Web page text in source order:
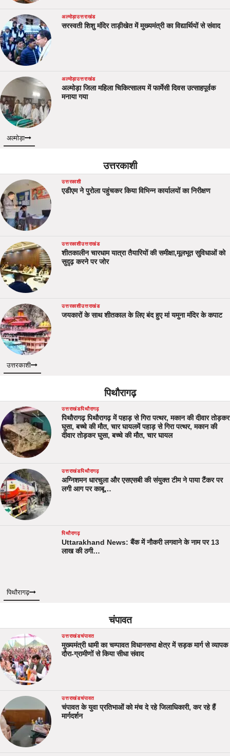
अल्मोड़ाउत्तराखंड
सरस्वती शिशु मंदिर ताड़ीखेत में मुख्यमंत्री का विद्यार्थियों से संवाद
अल्मोड़ाउत्तराखंड
अल्मोड़ा जिला महिला चिकित्सालय में फार्मेसी दिवस उत्साहपूर्वक
मनाया गया
अल्मोड़ा
उत्तरकाशी
उत्तरकाशी
एडीएम ने पुरोला पहुंचकर किया विभिन्न कार्यालयों का निरीक्षण
उत्तरकाशीउत्तराखंड
शीतकालीन चारधाम यात्रा तैयारियों की समीक्षा,मूलभूत सुविधाओं को
सुदृढ़ करने पर जोर
उत्तरकाशीउत्तराखंड
जयकारों के साथ शीतकाल के लिए बंद हुए मां यमुना मंदिर के कपाट
उत्तरकाशी
पिथौरागढ़
उत्तराखंडपिथौरागढ़
पिथौरागढ़ पिथौरागढ़ में पहाड़ से गिरा पत्थर, मकान की दीवार तोड़कर
घुसा, बच्चे की मौत, चार घायलमें पहाड़ से गिरा पत्थर, मकान की
दीवार तोड़कर घुसा, बच्चे की मौत, चार घायल
उत्तराखंडपिथौरागढ़
अग्निशमन धारचुला और एसएसबी की संयुक्त टीम ने पाया टैंकर पर
लगी आग पर काबू…
पिथौरागढ़
Uttarakhand News: बैंक में नौकरी लगवाने के नाम पर 13
लाख की ठगी…
पिथौरागढ़
चंपावत
उत्तराखंडचंपावत
मुख्यमंत्री धामी का चम्पावत विधानसभा क्षेत्र में सड़क मार्ग से व्यापक
दौरा-ग्रामीणों से किया सीधा संवाद
उत्तराखंडचंपावत
चंपावत के युवा प्रतिभाओं को मंच दे रहे जिलाधिकारी, कर रहे हैं
मार्गदर्शन